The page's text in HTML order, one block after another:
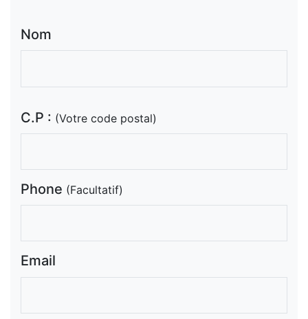
Nom
C.P : (Votre code postal)
Phone (Facultatif)
Email